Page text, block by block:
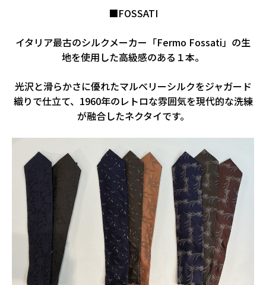
■FOSSATI
イタリア最古のシルクメーカー「Fermo Fossati」の生
地を使用した高級感のある１本。
光沢と滑らかさに優れたマルベリーシルクをジャガード
織りで仕立て、1960年のレトロな雰囲気を現代的な洗練
が融合したネクタイです。